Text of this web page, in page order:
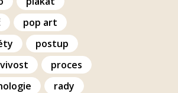
pop art
postup
proces
rady